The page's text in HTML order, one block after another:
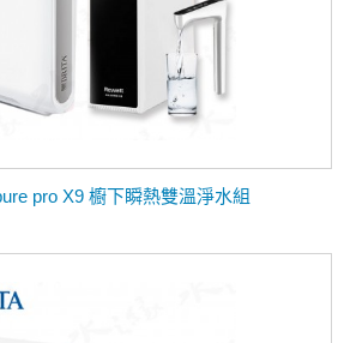
pro X9 櫥下瞬熱雙溫淨水組